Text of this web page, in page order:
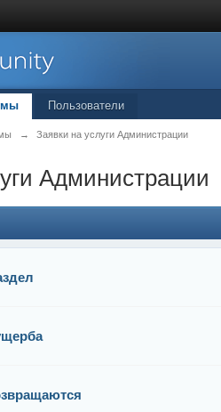
Пользователи
→ Заявки на услуги Администрации
Администрации